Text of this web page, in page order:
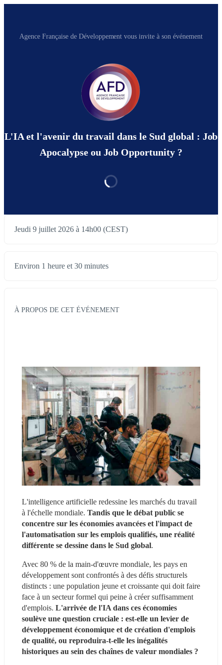
Agence Française de Développement vous invite à son événement
L'IA et l'avenir du travail dans le Sud global : Job
Apocalypse ou Job Opportunity ?
Jeudi 9 juillet 2026 à 14h00 (CEST)
Environ 1 heure et 30 minutes
À PROPOS DE CET ÉVÉNEMENT
L'intelligence artificielle redessine les marchés du travail
à l'échelle mondiale. Tandis que le débat public se
concentre sur les économies avancées et l'impact de
l'automatisation sur les emplois qualifiés, une réalité
différente se dessine dans le Sud global.
Avec 80 % de la main-d'œuvre mondiale, les pays en
développement sont confrontés à des défis structurels
distincts : une population jeune et croissante qui doit faire
face à un secteur formel qui peine à créer suffisamment
d'emplois. L'arrivée de l'IA dans ces économies
soulève une question cruciale : est-elle un levier de
développement économique et de création d'emplois
de qualité, ou reproduira-t-elle les inégalités
historiques au sein des chaînes de valeur mondiales ?